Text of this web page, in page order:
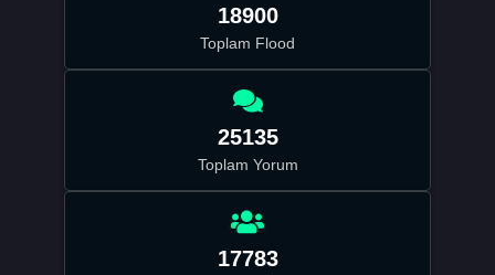
18900
Toplam Flood
25135
Toplam Yorum
17783